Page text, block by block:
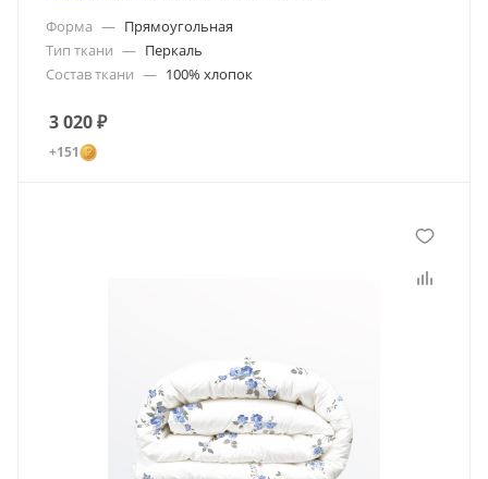
Форма — Прямоугольная
Тип ткани — Перкаль
Состав ткани — 100% хлопок
3 020₽
+151